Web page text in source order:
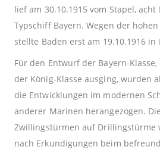
lief am 30.10.1915 vom Stapel,
Typschiff Bayern. Wegen der
stellte Baden erst am 19.10.1916 in
Für den Entwurf der Bayern-
der König-Klasse ausging, wurden
die Entwicklungen im modernen
anderer Marinen herangezogen.
Zwillingstürmen auf Drillingstürme
nach Erkundigungen beim